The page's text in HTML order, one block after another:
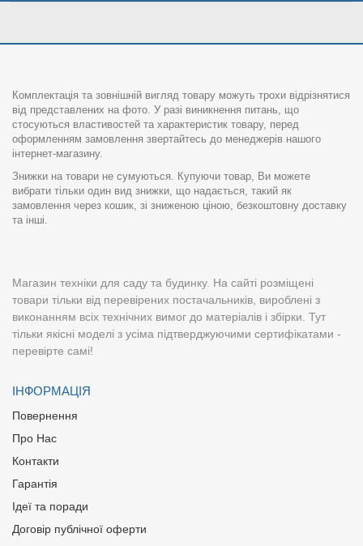
Комплектація та зовнішній вигляд товару можуть трохи відрізнятися
від представлених на фото. У разі виникнення питань, що
стосуються властивостей та характеристик товару, перед
оформленням замовлення звертайтесь до менеджерів нашого
інтернет-магазину.
Знижки на товари не сумуються. Купуючи товар, Ви можете
вибрати тільки один вид знижки, що надається, такий як
замовлення через кошик, зі зниженою ціною, безкоштовну доставку
та інші.
Магазин техніки для саду та будинку. На сайті розміщені
товари тільки від перевірених постачальників, вироблені з
виконанням всіх технічних вимог до матеріалів і збірки. Тут
тільки якісні моделі з усіма підтверджуючими сертифікатами -
перевірте самі!
ІНФОРМАЦІЯ
Повернення
Про Нас
Контакти
Гарантія
Ідеї та поради
Договір публічної оферти